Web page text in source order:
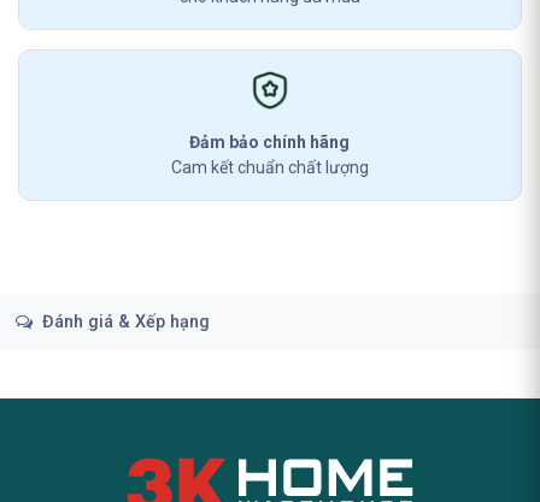
Đảm bảo chính hãng
Cam kết chuẩn chất lượng
Đánh giá & Xếp hạng